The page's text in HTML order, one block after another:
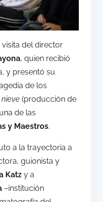
del director
, quien recibió
y presentó su
de los
(producción de
de las
y Maestros.
a la trayectoria a
guionista y
Katz y a
–institución